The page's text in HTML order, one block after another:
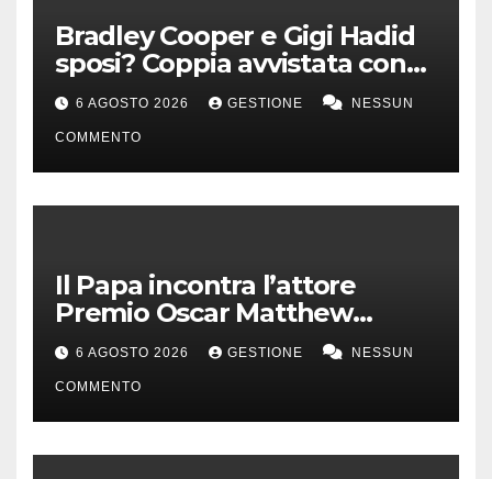
Bradley Cooper e Gigi Hadid
sposi? Coppia avvistata con
anello all’anulare
6 AGOSTO 2026 GESTIONE NESSUN
COMMENTO
Il Papa incontra l’attore
Premio Oscar Matthew
McConaughey
6 AGOSTO 2026 GESTIONE NESSUN
COMMENTO